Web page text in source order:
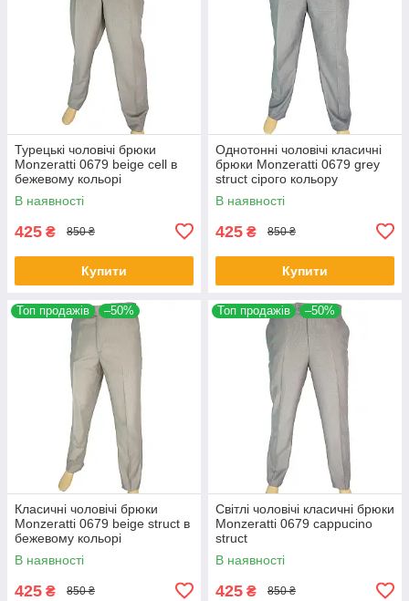
Турецькі чоловічі брюки
Monzeratti 0679 beige cell в
бежевому кольорі
В наявності
425 ₴ 850 ₴
Купити
Однотонні чоловічі класичні
брюки Monzeratti 0679 grey
struct сірого кольору
В наявності
425 ₴ 850 ₴
Купити
Топ продажів –50%
Класичні чоловічі брюки
Monzeratti 0679 beige struct в
бежевому кольорі
В наявності
425 ₴ 850 ₴
Топ продажів –50%
Світлі чоловічі класичні брюки
Monzeratti 0679 cappucino
struct
В наявності
425 ₴ 850 ₴